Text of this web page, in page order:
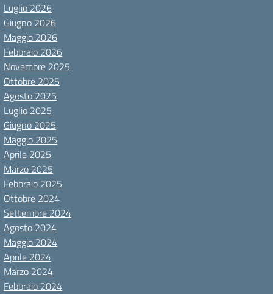
Luglio 2026
Giugno 2026
Maggio 2026
Febbraio 2026
Novembre 2025
Ottobre 2025
Agosto 2025
Luglio 2025
Giugno 2025
Maggio 2025
Aprile 2025
Marzo 2025
Febbraio 2025
Ottobre 2024
Settembre 2024
Agosto 2024
Maggio 2024
Aprile 2024
Marzo 2024
Febbraio 2024